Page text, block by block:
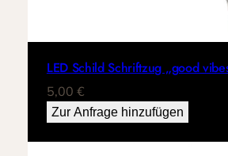
LED Schild Schriftzug „good
5,00 €
Zur Anfrage hinzufügen